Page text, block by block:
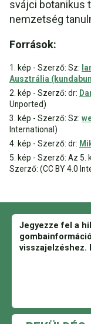
svájci botanikus
nemzetség
Források:
1. kép - Szerző: Sz:
Ausztrália
2. kép - Szerző: dr:
Unported)
3. kép - Szerző: Sz:
International)
4. kép - Szerző: dr:
5. kép - Szerző: Az 5.
Szerző: (CC BY 4.0